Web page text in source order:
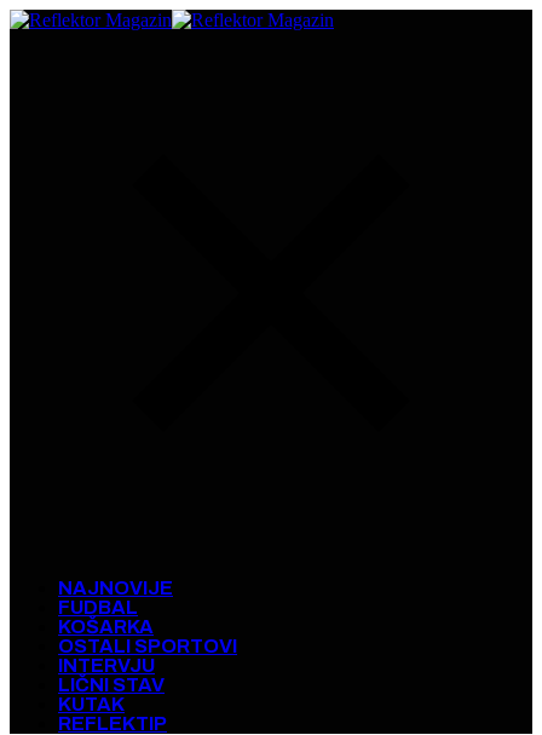
NAJNOVIJE
FUDBAL
KOŠARKA
OSTALI SPORTOVI
INTERVJU
LIČNI STAV
KUTAK
REFLEKTIP